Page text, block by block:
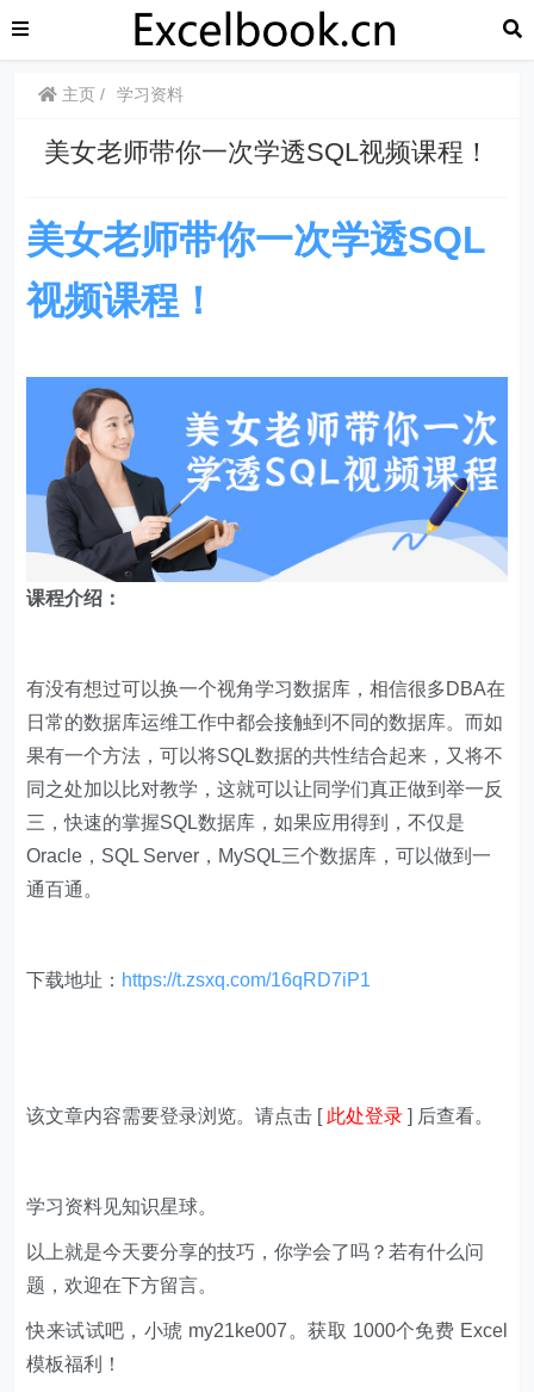
主页 学习资料
美女老师带你一次学透SQL视频课程！
美女老师带你一次学透SQL
视频课程！
课程介绍：
有没有想过可以换一个视角学习数据库，相信很多DBA在
日常的数据库运维工作中都会接触到不同的数据库。而如
果有一个方法，可以将SQL数据的共性结合起来，又将不
同之处加以比对教学，这就可以让同学们真正做到举一反
三，快速的掌握SQL数据库，如果应用得到，不仅是
Oracle，SQL Server，MySQL三个数据库，可以做到一
通百通。
下载地址： https://t.zsxq.com/16qRD7iP1
该文章内容需要登录浏览。请点击 [ 此处登录 ] 后查看。
学习资料见知识星球。
以上就是今天要分享的技巧，你学会了吗？若有什么问
题，欢迎在下方留言。
快来试试吧，小琥 my21ke007。获取 1000个免费 Excel
模板福利​​​​！